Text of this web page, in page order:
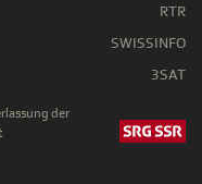
RTR
SWISSINFO
3SAT
der